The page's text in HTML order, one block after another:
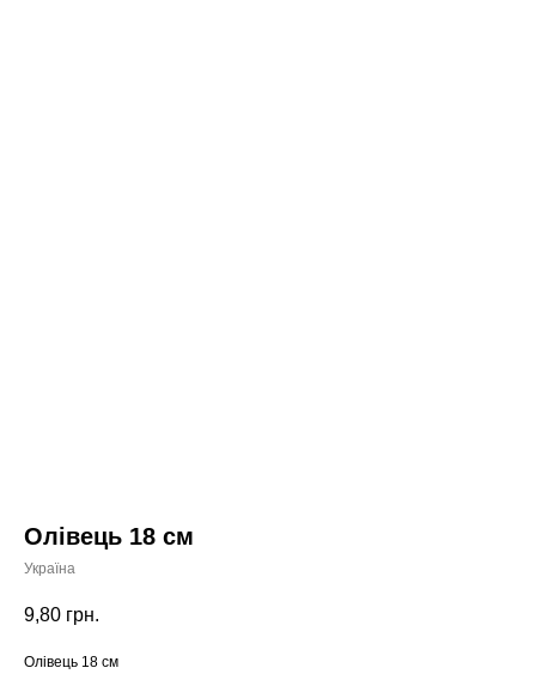
Олівець 18 см
Україна
9,80 грн.
Олівець 18 см